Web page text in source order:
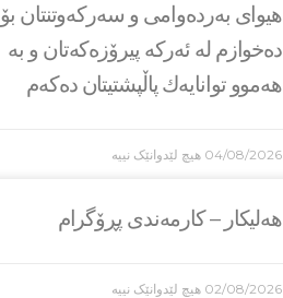
هیوای بەردەوامی و سەركەوتنتان بۆ
دەخوازم لە ئەركە پیرۆزەكەتان و بە
هەموو توانایەك پاڵپشتیتان دەكەم
04/08/2026 هیچ لێدوانێک نییە
هەلیکار – کارمەندی پڕۆگرام
02/08/2026 هیچ لێدوانێک نییە